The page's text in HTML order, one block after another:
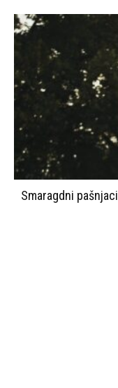
Smaragdni pašnjaci